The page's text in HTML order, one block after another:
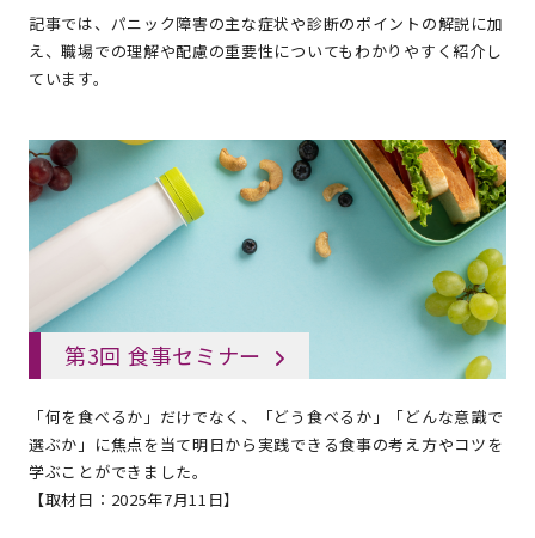
記事では、パニック障害の主な症状や診断のポイントの解説に加
え、職場での理解や配慮の重要性についてもわかりやすく紹介し
ています。
第3回 食事セミナー
「何を食べるか」だけでなく、「どう食べるか」「どんな意識で
選ぶか」に焦点を当て明日から実践できる食事の考え方やコツを
学ぶことができました。
【取材日：2025年7月11日】